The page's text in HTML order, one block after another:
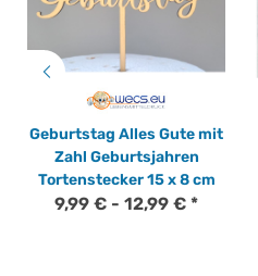
Geburtstag Alles Gute mit
Zahl Geburtsjahren
Tortenstecker 15 x 8 cm
9,99 € - 12,99 € *